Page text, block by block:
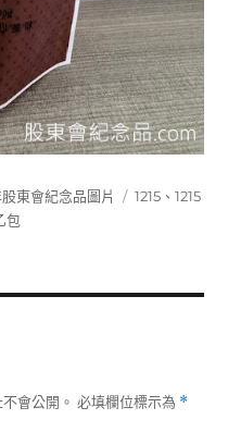
股東會紀念品圖片
標
1215 、1215
包
會公開。 必填欄位標示為 *